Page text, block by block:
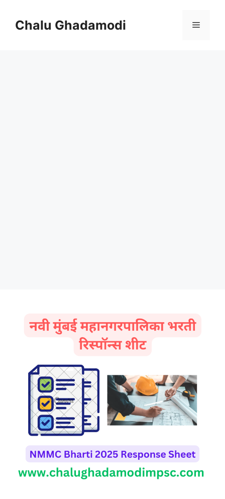
contentChalu Ghadamodi Menu